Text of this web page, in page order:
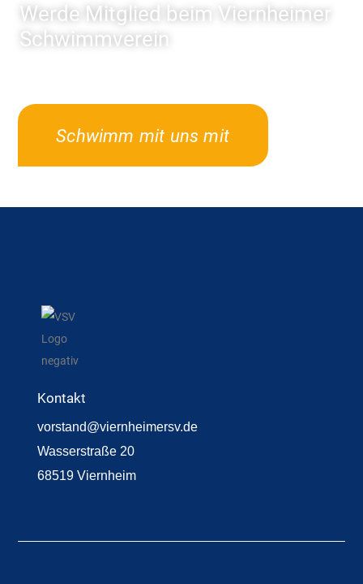
Werde Mitglied beim Viernheimer
Schwimmverein
Schwimm mit uns mit
Kontakt
vorstand@viernheimersv.de
Wasserstraße 20
68519 Viernheim